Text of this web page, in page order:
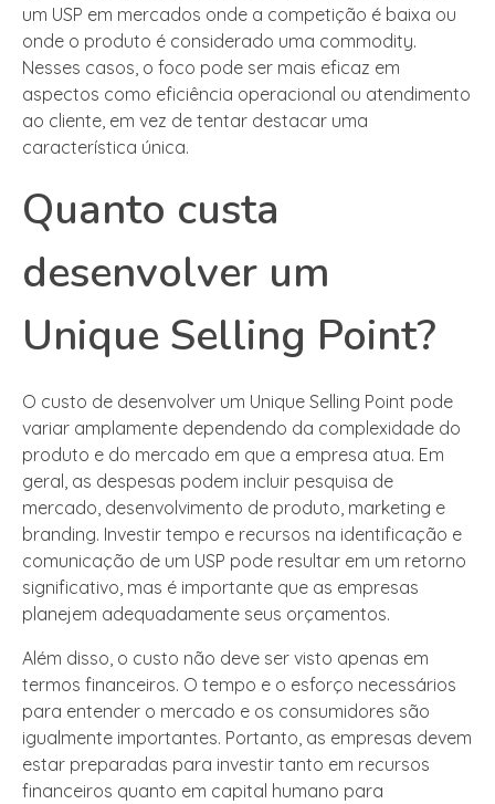
um USP em mercados onde a competição é baixa ou
onde o produto é considerado uma commodity.
Nesses casos, o foco pode ser mais eficaz em
aspectos como eficiência operacional ou atendimento
ao cliente, em vez de tentar destacar uma
característica única.
Quanto custa
desenvolver um
Unique Selling Point?
O custo de desenvolver um Unique Selling Point pode
variar amplamente dependendo da complexidade do
produto e do mercado em que a empresa atua. Em
geral, as despesas podem incluir pesquisa de
mercado, desenvolvimento de produto, marketing e
branding. Investir tempo e recursos na identificação e
comunicação de um USP pode resultar em um retorno
significativo, mas é importante que as empresas
planejem adequadamente seus orçamentos.
Além disso, o custo não deve ser visto apenas em
termos financeiros. O tempo e o esforço necessários
para entender o mercado e os consumidores são
igualmente importantes. Portanto, as empresas devem
estar preparadas para investir tanto em recursos
financeiros quanto em capital humano para